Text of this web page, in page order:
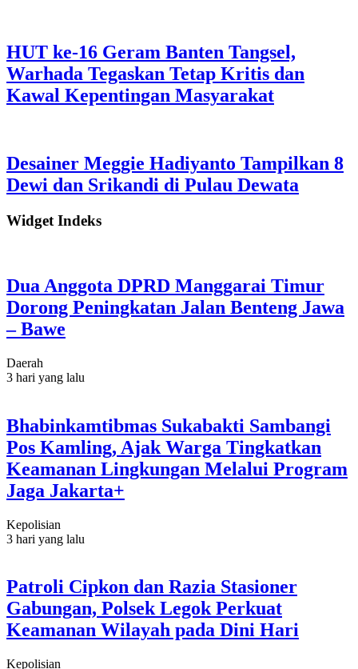
HUT ke-16 Geram Banten Tangsel,
Warhada Tegaskan Tetap Kritis dan
Kawal Kepentingan Masyarakat
Desainer Meggie Hadiyanto Tampilkan 8
Dewi dan Srikandi di Pulau Dewata
Widget Indeks
Dua Anggota DPRD Manggarai Timur
Dorong Peningkatan Jalan Benteng Jawa
– Bawe
Daerah
3 hari yang lalu
Bhabinkamtibmas Sukabakti Sambangi
Pos Kamling, Ajak Warga Tingkatkan
Keamanan Lingkungan Melalui Program
Jaga Jakarta+
Kepolisian
3 hari yang lalu
Patroli Cipkon dan Razia Stasioner
Gabungan, Polsek Legok Perkuat
Keamanan Wilayah pada Dini Hari
Kepolisian